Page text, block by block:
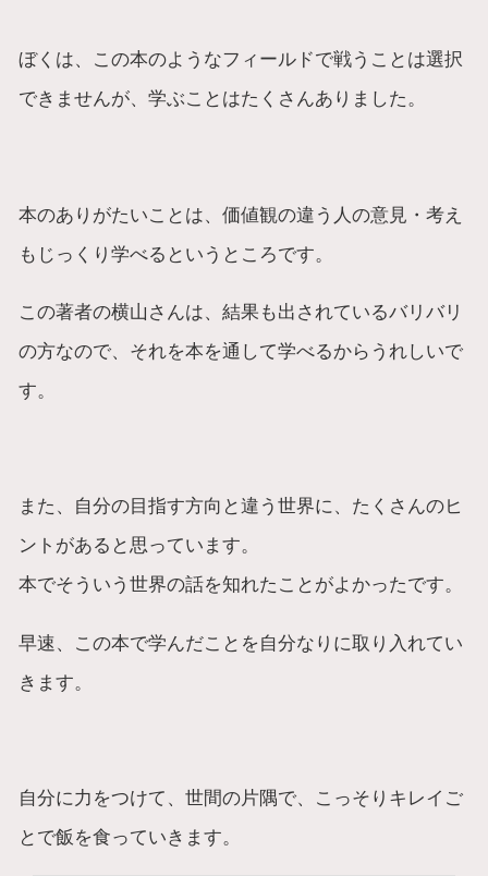
ぼくは、この本のようなフィールドで戦うことは選択
できませんが、学ぶことはたくさんありました。
本のありがたいことは、価値観の違う人の意見・考え
もじっくり学べるというところです。
この著者の横山さんは、結果も出されているバリバリ
の方なので、それを本を通して学べるからうれしいで
す。
また、自分の目指す方向と違う世界に、たくさんのヒ
ントがあると思っています。
本でそういう世界の話を知れたことがよかったです。
早速、この本で学んだことを自分なりに取り入れてい
きます。
自分に力をつけて、世間の片隅で、こっそりキレイご
とで飯を食っていきます。